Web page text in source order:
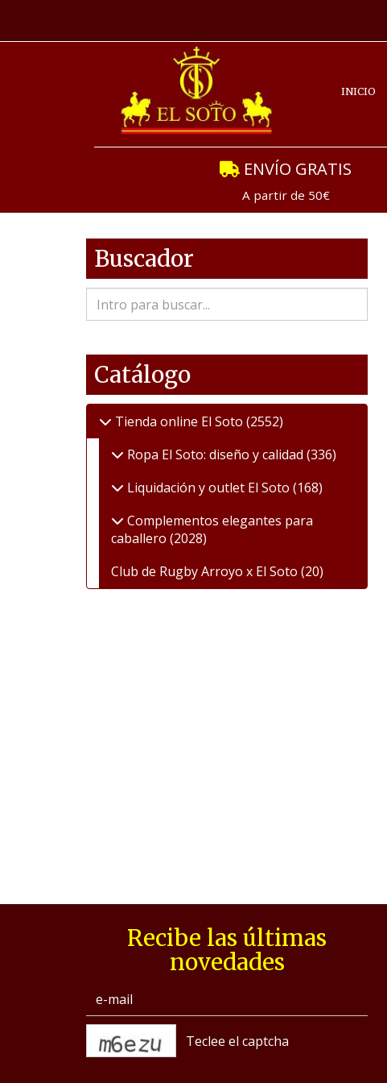
INICIO
ENVÍO GRATIS
A partir de 50€
Buscador
Catálogo
Tienda online El Soto (2552)
Ropa El Soto: diseño y calidad (336)
Liquidación y outlet El Soto (168)
Complementos elegantes para
caballero (2028)
Club de Rugby Arroyo x El Soto (20)
Recibe las últimas
novedades